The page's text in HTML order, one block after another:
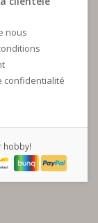
nous
confidentialité
hobby!